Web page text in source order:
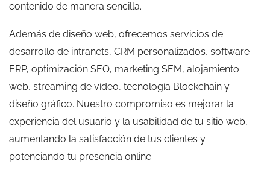
contenido de manera sencilla.
Además de diseño web, ofrecemos servicios de
desarrollo de intranets, CRM personalizados, software
ERP, optimización SEO, marketing SEM, alojamiento
web, streaming de vídeo, tecnología Blockchain y
diseño gráfico. Nuestro compromiso es mejorar la
experiencia del usuario y la usabilidad de tu sitio web,
aumentando la satisfacción de tus clientes y
potenciando tu presencia online.